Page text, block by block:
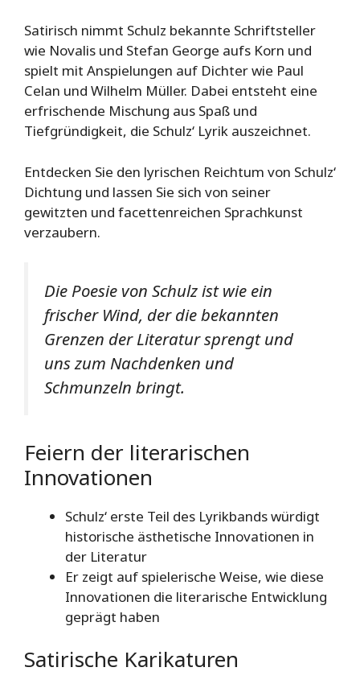
Satirisch nimmt Schulz bekannte Schriftsteller
wie Novalis und Stefan George aufs Korn und
spielt mit Anspielungen auf Dichter wie Paul
Celan und Wilhelm Müller. Dabei entsteht eine
erfrischende Mischung aus Spaß und
Tiefgründigkeit, die Schulz‘ Lyrik auszeichnet.
Entdecken Sie den lyrischen Reichtum von Schulz‘
Dichtung und lassen Sie sich von seiner
gewitzten und facettenreichen Sprachkunst
verzaubern.
Die Poesie von Schulz ist wie ein
frischer Wind, der die bekannten
Grenzen der Literatur sprengt und
uns zum Nachdenken und
Schmunzeln bringt.
Feiern der literarischen
Innovationen
Schulz‘ erste Teil des Lyrikbands würdigt
historische ästhetische Innovationen in
der Literatur
Er zeigt auf spielerische Weise, wie diese
Innovationen die literarische Entwicklung
geprägt haben
Satirische Karikaturen